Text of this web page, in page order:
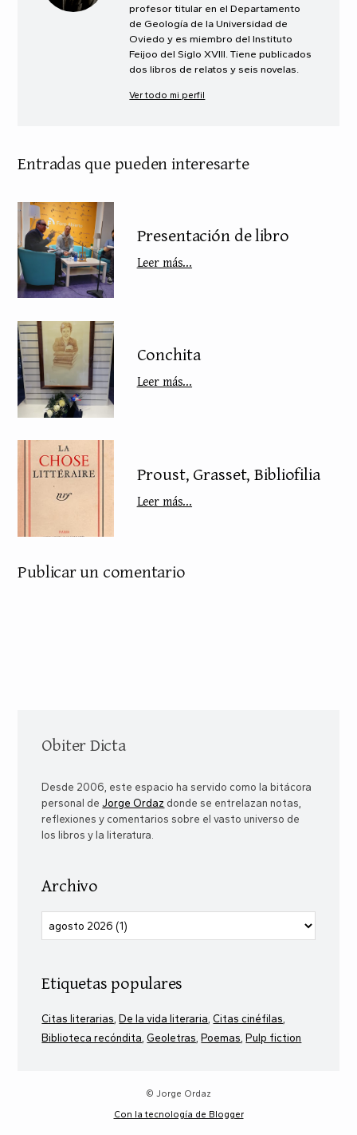
profesor titular en el Departamento
de Geología de la Universidad de
Oviedo y es miembro del Instituto
Feijoo del Siglo XVIII. Tiene publicados
dos libros de relatos y seis novelas.
Ver todo mi perfil
Entradas que pueden interesarte
Presentación de libro
Leer más...
Conchita
Leer más...
Proust, Grasset, Bibliofilia
Leer más...
Publicar un comentario
Obiter Dicta
Desde 2006, este espacio ha servido como la bitácora
personal de Jorge Ordaz donde se entrelazan notas,
reflexiones y comentarios sobre el vasto universo de
los libros y la literatura.
Archivo
Etiquetas populares
Citas literarias De la vida literaria Citas cinéfilas
Biblioteca recóndita Geoletras Poemas Pulp fiction
Con la tecnología de Blogger
© Jorge Ordaz